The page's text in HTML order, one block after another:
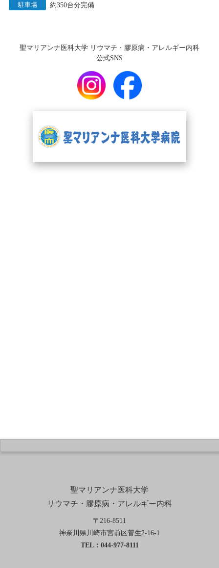
駐車場 約350台分完備
聖マリアンナ医科大学 リウマチ・膠原病・アレルギー内科
公式SNS
聖マリアンナ医科大学
リウマチ・膠原病・アレルギー内科
〒 216-8511
神奈川県川崎市宮前区菅生2-16-1
TEL： 044-977-8111